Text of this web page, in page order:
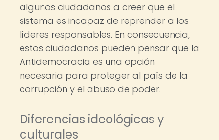
algunos ciudadanos a creer que el
sistema es incapaz de reprender a los
líderes responsables. En consecuencia,
estos ciudadanos pueden pensar que la
Antidemocracia es una opción
necesaria para proteger al país de la
corrupción y el abuso de poder.
Diferencias ideológicas y
culturales